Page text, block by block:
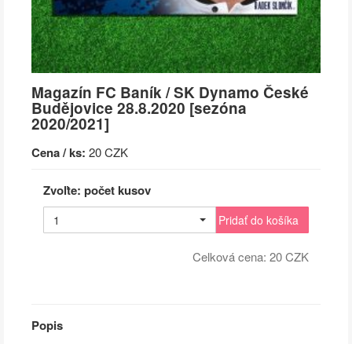
Magazín FC Baník / SK Dynamo České
Budějovice 28.8.2020 [sezóna
2020/2021]
Cena / ks: 20 CZK
Zvoľte: počet kusov
1 Pridať do košíka
Celková cena: 20CZK
Popis